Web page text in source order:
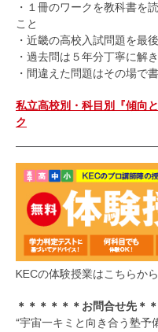
・１冊のワークを教科書を
こと
・近畿の高校入試問題を最
・過去問は５年分丁寧に解
・間違えた問題はその場で
私立高校別・科目別『傾向
ク
KECの体験授業はこちらか
＊＊＊＊＊＊お問合せ先＊
“宇宙一キミと向き合う塾予